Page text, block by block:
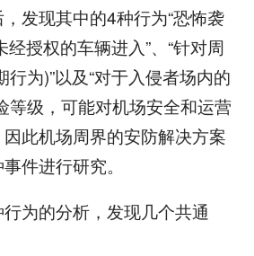
发现其中的4种行为“恐怖袭
经授权的车辆进入”、“针对周
为)”以及“对于入侵者场内的
等级，可能对机场安全和运营
此机场周界的安防解决方案
件进行研究。
为的分析，发现几个共通